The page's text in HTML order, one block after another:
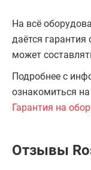
На всё
даётся гарантия
может
Подробнее с
ознакомиться
Гарантия на
Отзывы